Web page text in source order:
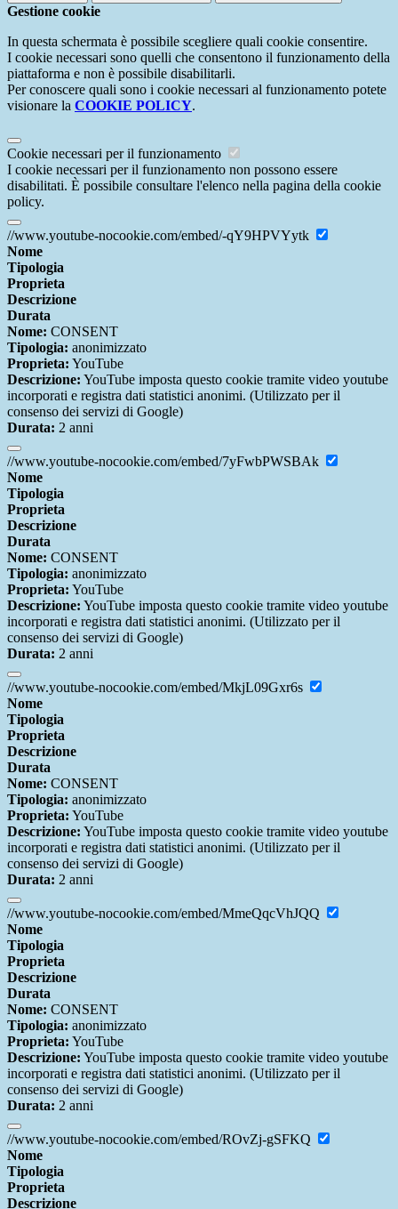
Gestione cookie
In questa schermata è possibile scegliere quali cookie consentire.
I cookie necessari sono quelli che consentono il funzionamento della
piattaforma e non è possibile disabilitarli.
Per conoscere quali sono i cookie necessari al funzionamento potete
visionare la COOKIE POLICY.
Cookie necessari per il funzionamento
I cookie necessari per il funzionamento non possono essere
disabilitati. È possibile consultare l'elenco nella pagina della cookie
policy.
//www.youtube-nocookie.com/embed/-qY9HPVYytk
Nome
Tipologia
Proprieta
Descrizione
Durata
Nome: CONSENT
Tipologia: anonimizzato
Proprieta: YouTube
Descrizione: YouTube imposta questo cookie tramite video youtube
incorporati e registra dati statistici anonimi. (Utilizzato per il
consenso dei servizi di Google)
Durata: 2 anni
//www.youtube-nocookie.com/embed/7yFwbPWSBAk
Nome
Tipologia
Proprieta
Descrizione
Durata
Nome: CONSENT
Tipologia: anonimizzato
Proprieta: YouTube
Descrizione: YouTube imposta questo cookie tramite video youtube
incorporati e registra dati statistici anonimi. (Utilizzato per il
consenso dei servizi di Google)
Durata: 2 anni
//www.youtube-nocookie.com/embed/MkjL09Gxr6s
Nome
Tipologia
Proprieta
Descrizione
Durata
Nome: CONSENT
Tipologia: anonimizzato
Proprieta: YouTube
Descrizione: YouTube imposta questo cookie tramite video youtube
incorporati e registra dati statistici anonimi. (Utilizzato per il
consenso dei servizi di Google)
Durata: 2 anni
//www.youtube-nocookie.com/embed/MmeQqcVhJQQ
Nome
Tipologia
Proprieta
Descrizione
Durata
Nome: CONSENT
Tipologia: anonimizzato
Proprieta: YouTube
Descrizione: YouTube imposta questo cookie tramite video youtube
incorporati e registra dati statistici anonimi. (Utilizzato per il
consenso dei servizi di Google)
Durata: 2 anni
//www.youtube-nocookie.com/embed/ROvZj-gSFKQ
Nome
Tipologia
Proprieta
Descrizione